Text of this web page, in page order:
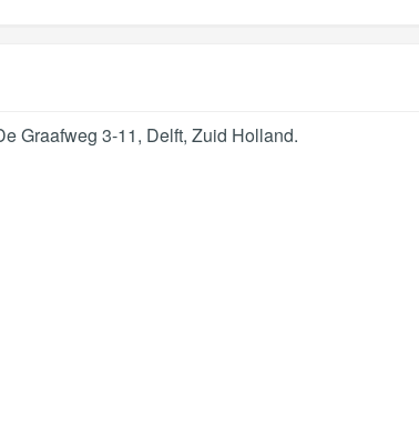
Graafweg 3-11, Delft, Zuid Holland.